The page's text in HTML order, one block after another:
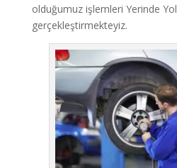
olduğumuz işlemleri Yerinde
gerçekleştirmekteyiz.